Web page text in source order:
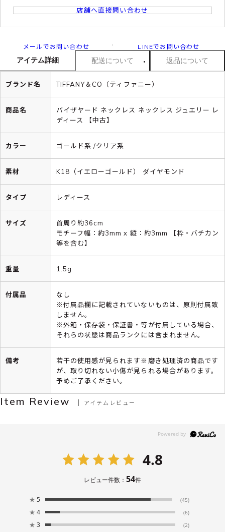
店舗へ直接問い合わせ
メールでお問い合わせ LINEでお問い合わせ
アイテム詳細 配送について 返品について
ブランド名 TIFFANY＆CO（ティファニー）
商品名
バイザヤード ネックレス ネックレス ジュエリー レ
ディース 【中古】
カラー ゴールド系 /クリア系
素材 K18（イエローゴールド） ダイヤモンド
タイプ レディース
サイズ
首周り約36cm
モチーフ幅：約3mm x 縦：約3mm 【枠・バチカン
等を含む】
重量 1.5g
付属品
なし
※付属品欄に記載されていないものは、原則付属致
しません。
※外箱・保存袋・保証書・等が付属している場合、
それらの状態は商品ランクには含まれません。
備考
若干の使用感が見られます※磨き処理済の商品です
が、取り切れない小傷が見られる場合があります。
予めご了承ください。
Item Review アイテムレビュー
4.8
レビュー件数： 54件
★ 5 (45)
★ 4 (6)
★ 3 (2)